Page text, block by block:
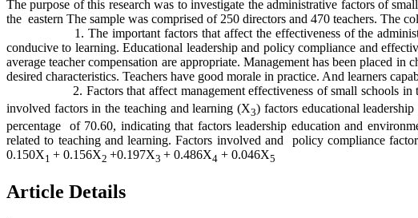
The purpose of this research was to investigate the administrative factors of
the eastern The sample was comprised of 250 directors and 470 teachers. The
1. The important factors that affect the effectiveness of the
conducive to learning. Educational leadership and policy compliance and
average teacher compensation are appropriate. Management has been placed
desired characteristics. Teachers have good morale in practice. And learners
2. Factors that affect management effectiveness of small schools in the
involved factors in the teaching and learning (X3) factors educational
percentage of 70.60, indicating that factors leadership education and
related to teaching and learning. Factors involved and policy compliance
0.150X1 + 0.156X2 +0.197X3 + 0.486X4 + 0.046X5
Article Details